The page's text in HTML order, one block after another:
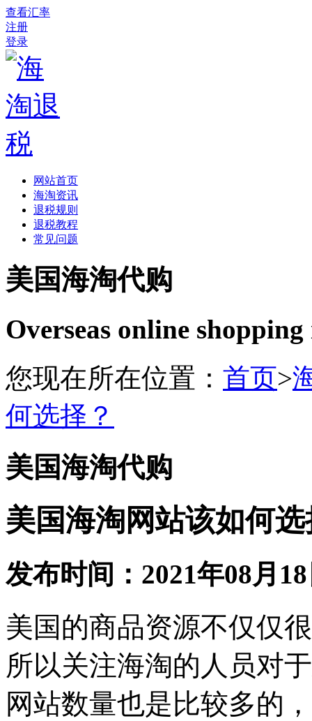
查看汇率
注册
登录
网站首页
海淘资讯
退税规则
退税教程
常见问题
美国海淘代购
Overseas online
您现在所在位置： 首页>
何选择？
美国海淘代购
美国海淘网站该如何
发布时间：2021年08月
美国的商品资源不仅仅
所以关注海淘的人员对于
网站数量也是比较多的